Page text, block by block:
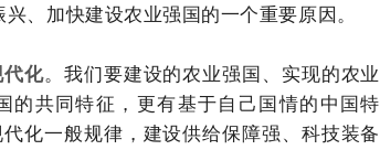
、加快建设农业强国的一个重要原因。
化。我们要建设的农业强国、实现的农业
的共同特征，更有基于自己国情的中国特
化一般规律，建设供给保障强、科技装备